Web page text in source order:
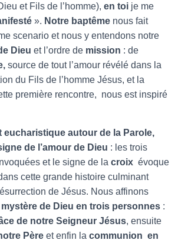
et Fils de l’homme), en toi je me
». Notre baptême nous fait
scenario et nous y entendons notre
Dieu et l’ordre de mission : de
source de tout l’amour révélé dans la
du Fils de l’homme Jésus, et la
première rencontre, nous est inspiré
eucharistique autour de la Parole,
de l’amour de Dieu : les trois
et le signe de la croix évoque
cette grande histoire culminant
de Jésus. Nous affinons
mystère de Dieu en trois personnes :
de notre Seigneur Jésus, ensuite
Père et enfin la communion en